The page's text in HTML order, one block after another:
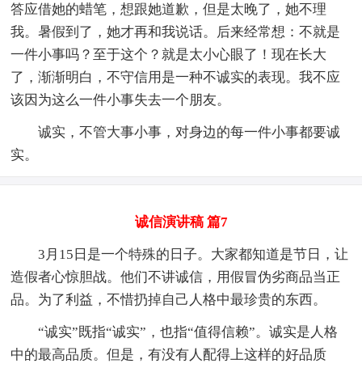
答应借她的蜡笔，想跟她道歉，但是太晚了，她不理
我。暑假到了，她才再和我说话。后来经常想：不就是
一件小事吗？至于这个？就是太小心眼了！现在长大
了，渐渐明白，不守信用是一种不诚实的表现。我不应
该因为这么一件小事失去一个朋友。
诚实，不管大事小事，对身边的每一件小事都要诚
实。
诚信演讲稿 篇7
3月15日是一个特殊的日子。大家都知道是节日，让
造假者心惊胆战。他们不讲诚信，用假冒伪劣商品当正
品。为了利益，不惜扔掉自己人格中最珍贵的东西。
“诚实”既指“诚实”，也指“值得信赖”。诚实是人格
中的最高品质。但是，有没有人配得上这样的好品质